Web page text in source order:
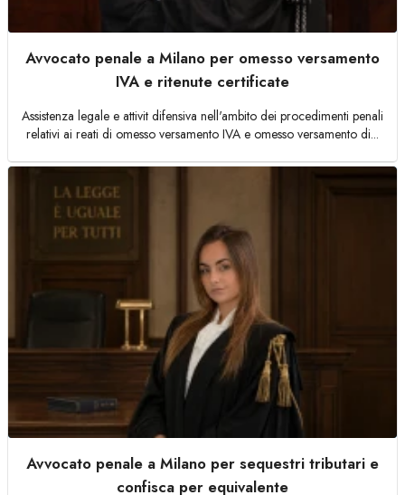
Avvocato penale a Milano per omesso versamento
IVA e ritenute certificate
Assistenza legale e attivit difensiva nell'ambito dei procedimenti penali
relativi ai reati di omesso versamento IVA e omesso versamento di...
Avvocato penale a Milano per sequestri tributari e
confisca per equivalente